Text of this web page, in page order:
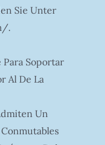
Sie Unter
.
Soportar
Al De La
Un